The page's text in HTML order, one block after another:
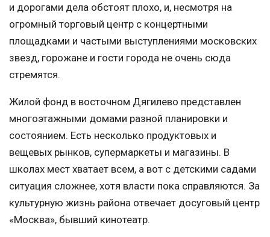
и дорогами дела обстоят плохо, и, несмотря на
огромный торговый центр с концертными
площадками и частыми выступлениями московских
звезд, горожане и гости города не очень сюда
стремятся.
Жилой фонд в восточном Дягилево представлен
многоэтажными домами разной планировки и
состоянием. Есть несколько продуктовых и
вещевых рынков, супермаркеты и магазины. В
школах мест хватает всем, а вот с детскими садами
ситуация сложнее, хотя власти пока справляются. За
культурную жизнь района отвечает досуговый центр
«Москва», бывший кинотеатр.